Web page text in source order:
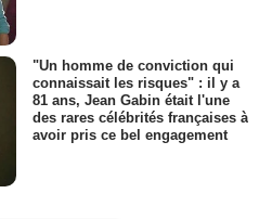
"Un homme de conviction qui
connaissait les risques" : il y a
81 ans, Jean Gabin était l'une
des rares célébrités françaises à
avoir pris ce bel engagement